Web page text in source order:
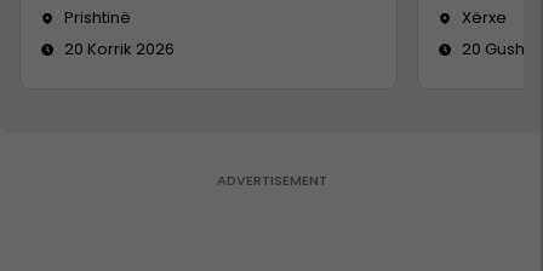
Prishtinë
20 Korrik 2026
Xërxe
20 Gusht